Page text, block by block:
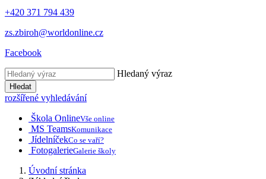
+420 371 794 439
zs.zbiroh@worldonline.cz
Facebook
Hledaný výraz
Hledat
rozšířené vyhledávání
Škola OnlineVše online
MS TeamsKomunikace
JídelníčekCo se vaří?
FotogalerieGalerie školy
Úvodní stránka